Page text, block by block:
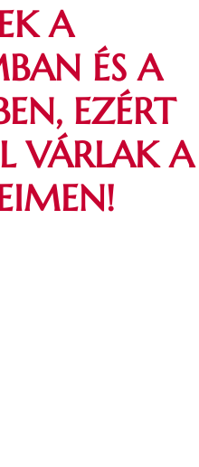
A
ÉS A
EZÉRT
VÁRLAK A